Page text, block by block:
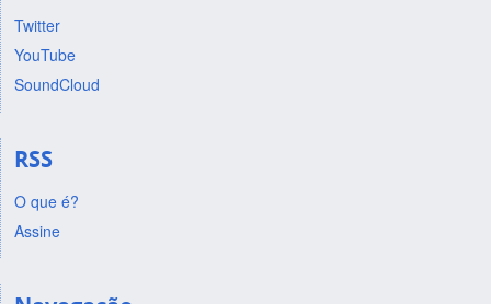
Twitter
YouTube
SoundCloud
RSS
O que é?
Assine